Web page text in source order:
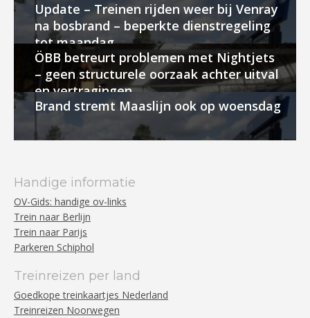
Update – Treinen rijden weer bij Venray
na bosbrand – beperkte dienstregeling
tot maandag
ÖBB betreurt problemen met Nightjets
– geen structurele oorzaak achter uitval
en vertragingen
Brand stremt Maaslijn ook op woensdag
Handige informatie
OV-Gids: handige ov-links
Trein naar Berlijn
Trein naar Parijs
Parkeren Schiphol
Treinreizen per land
Goedkope treinkaartjes Nederland
Treinreizen Noorwegen